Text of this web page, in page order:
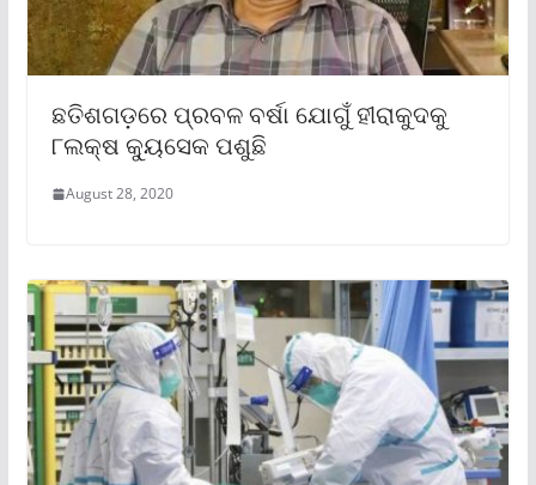
ଛତିଶଗଡ଼ରେ ପ୍ରବଳ ବର୍ଷା ଯୋଗୁଁ ହୀରାକୁଦକୁ
୮ଲକ୍ଷ କ୍ୟୁସେକ ପଶୁଛି
August 28, 2020